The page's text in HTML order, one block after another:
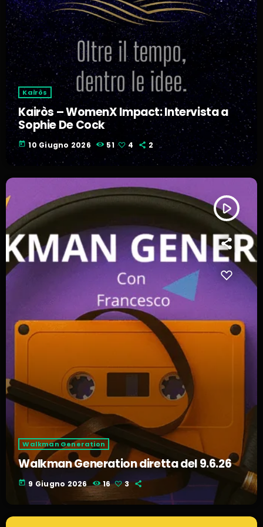
Kairòs
Kairòs – WomenX Impact: Intervista a
Sophie De Cock
today 10 Giugno 2026 51 4 2
play_arrow
Walkman Generation
Walkman Generation diretta del 9.6.26
today 9 Giugno 2026 16 3